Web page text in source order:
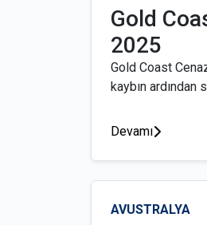
Gold
2025
Gold Coast
kaybın ardından
Devamı
AVUSTRALYA